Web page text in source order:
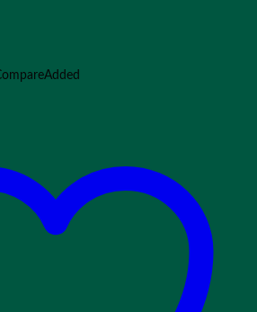
Added